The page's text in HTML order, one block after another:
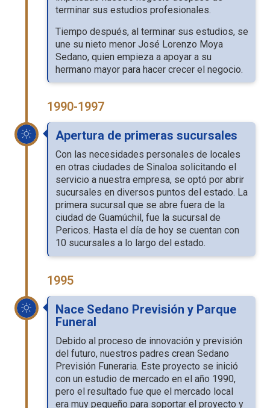
terminar sus estudios profesionales.
Tiempo después, al terminar sus estudios, se
une su nieto menor José Lorenzo Moya
Sedano, quien empieza a apoyar a su
hermano mayor para hacer crecer el negocio.
1990-1997
Apertura de primeras sucursales
Con las necesidades personales de locales
en otras ciudades de Sinaloa solicitando el
servicio a nuestra empresa, se optó por abrir
sucursales en diversos puntos del estado. La
primera sucursal que se abre fuera de la
ciudad de Guamúchil, fue la sucursal de
Pericos. Hasta el día de hoy se cuentan con
10 sucursales a lo largo del estado.
1995
Nace Sedano Previsión y Parque
Funeral
Debido al proceso de innovación y previsión
del futuro, nuestros padres crean Sedano
Previsión Funeraria. Este proyecto se inició
con un estudio de mercado en el año 1990,
pero el resultado fue que el mercado local
era muy pequeño para soportar el proyecto y